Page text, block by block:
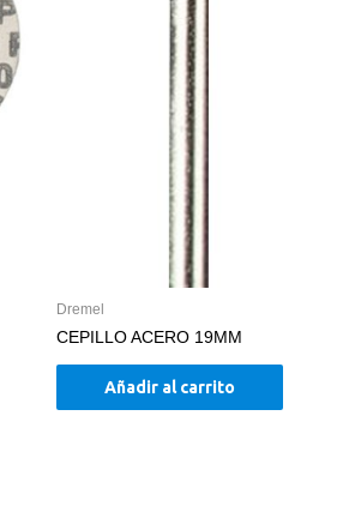
Dremel
CEPILLO ACERO 19MM
Añadir al carrito